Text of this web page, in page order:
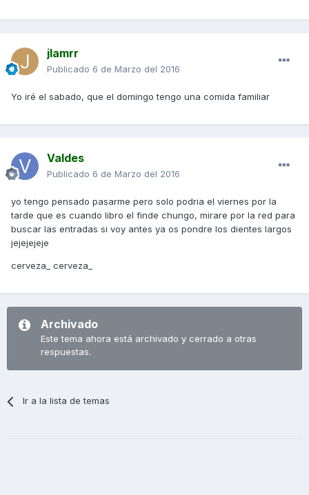
jlamrr
Publicado 6 de Marzo del 2016
Yo iré el sabado, que el domingo tengo una comida familiar
Valdes
Publicado 6 de Marzo del 2016
yo tengo pensado pasarme pero solo podria el viernes por la
tarde que es cuando libro el finde chungo, mirare por la red para
buscar las entradas si voy antes ya os pondre los dientes largos
jejejejeje
cerveza_ cerveza_
Archivado
Este tema ahora está archivado y cerrado a otras
respuestas.
Ir a la lista de temas